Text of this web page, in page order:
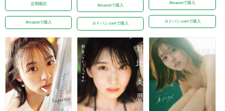
定期購読
Amazonで購入
Amazonで購入
ヨドバシ.comで購入
Amazonで購入
ヨドバシ.comで購入